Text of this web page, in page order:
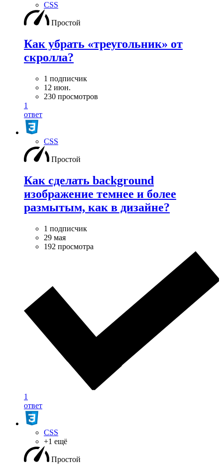
CSS
Простой
Как убрать «треугольник» от
скролла?
1 подписчик
12 июн.
230 просмотров
1
ответ
CSS
Простой
Как сделать background
изображение темнее и более
размытым, как в дизайне?
1 подписчик
29 мая
192 просмотра
1
ответ
CSS
+1 ещё
Простой